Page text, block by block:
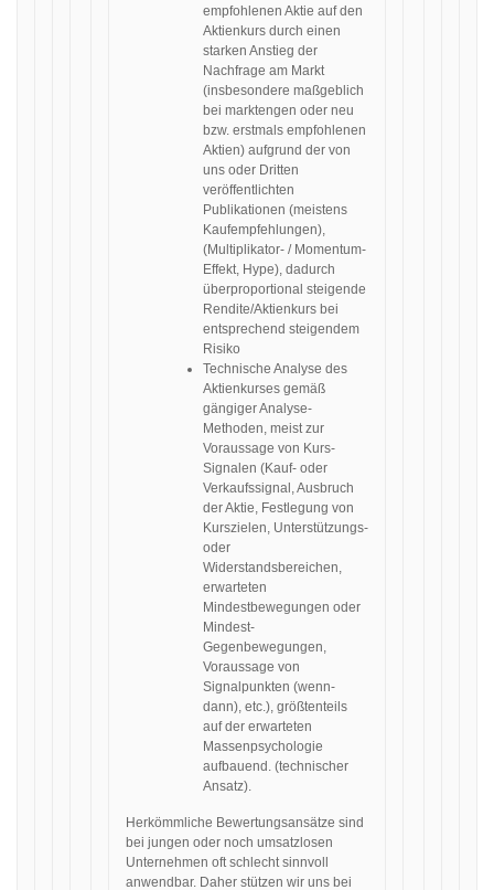
empfohlenen Aktie auf den
Aktienkurs durch einen
starken Anstieg der
Nachfrage am Markt
(insbesondere maßgeblich
bei marktengen oder neu
bzw. erstmals empfohlenen
Aktien) aufgrund der von
uns oder Dritten
veröffentlichten
Publikationen (meistens
Kaufempfehlungen),
(Multiplikator- / Momentum-
Effekt, Hype), dadurch
überproportional steigende
Rendite/Aktienkurs bei
entsprechend steigendem
Risiko
Technische Analyse des
Aktienkurses gemäß
gängiger Analyse-
Methoden, meist zur
Voraussage von Kurs-
Signalen (Kauf- oder
Verkaufssignal, Ausbruch
der Aktie, Festlegung von
Kurszielen, Unterstützungs-
oder
Widerstandsbereichen,
erwarteten
Mindestbewegungen oder
Mindest-
Gegenbewegungen,
Voraussage von
Signalpunkten (wenn-
dann), etc.), größtenteils
auf der erwarteten
Massenpsychologie
aufbauend. (technischer
Ansatz).
Herkömmliche Bewertungsansätze sind
bei jungen oder noch umsatzlosen
Unternehmen oft schlecht sinnvoll
anwendbar. Daher stützen wir uns bei